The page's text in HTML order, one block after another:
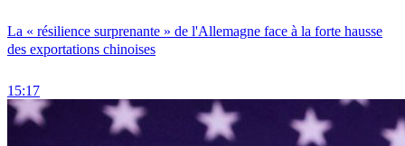
La « résilience surprenante » de l'Allemagne face à la forte hausse
des exportations chinoises
15:17